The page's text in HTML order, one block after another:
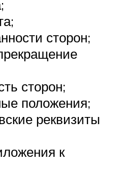
сторон;
сторон;
положения;
реквизиты
к